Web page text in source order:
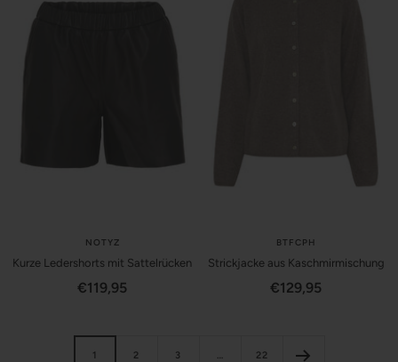
NOTYZ
Kurze Ledershorts mit Sattelrücken
Angebotspreis
€119,95
BTFCPH
Strickjacke aus Kaschmirmischung
Angebotspreis
€129,95
1 2 3 22